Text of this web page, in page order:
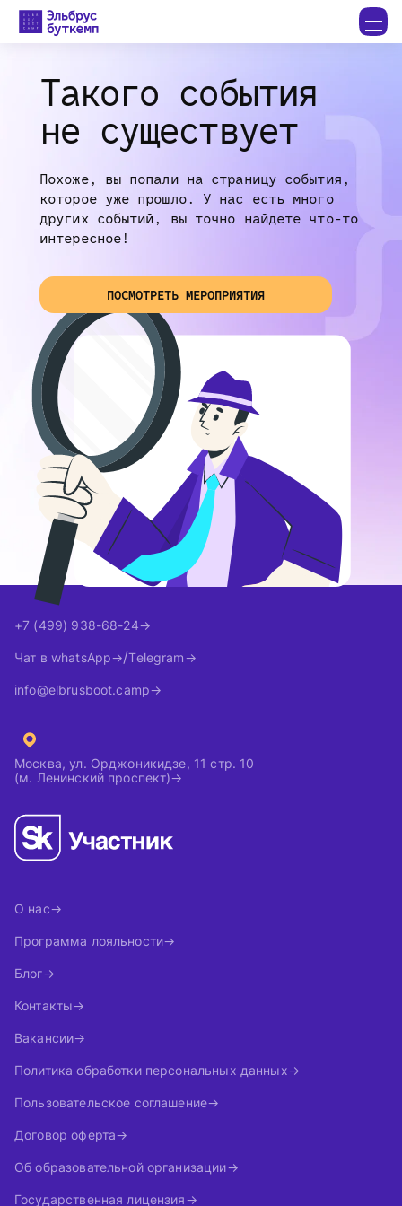
Такого события
не существует
Похоже, вы попали на страницу события,
которое уже прошло. У нас есть много
других событий, вы точно найдете что-то
интересное!
ПОСМОТРЕТЬ МЕРОПРИЯТИЯ
+7 (499) 938-68-24
Чат в whatsApp Telegram
info@elbrusboot.camp
Москва, ул. Орджоникидзе, 11 стр. 10
(м. Ленинский проспект)
О нас
Программа лояльности
Блог
Контакты
Вакансии
Политика обработки персональных данных
Пользовательское соглашение
Договор оферта
Об образовательной организации
Государственная лицензия